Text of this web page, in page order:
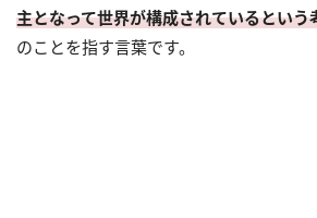
主となって世界が構成されているという
のことを指す言葉です。